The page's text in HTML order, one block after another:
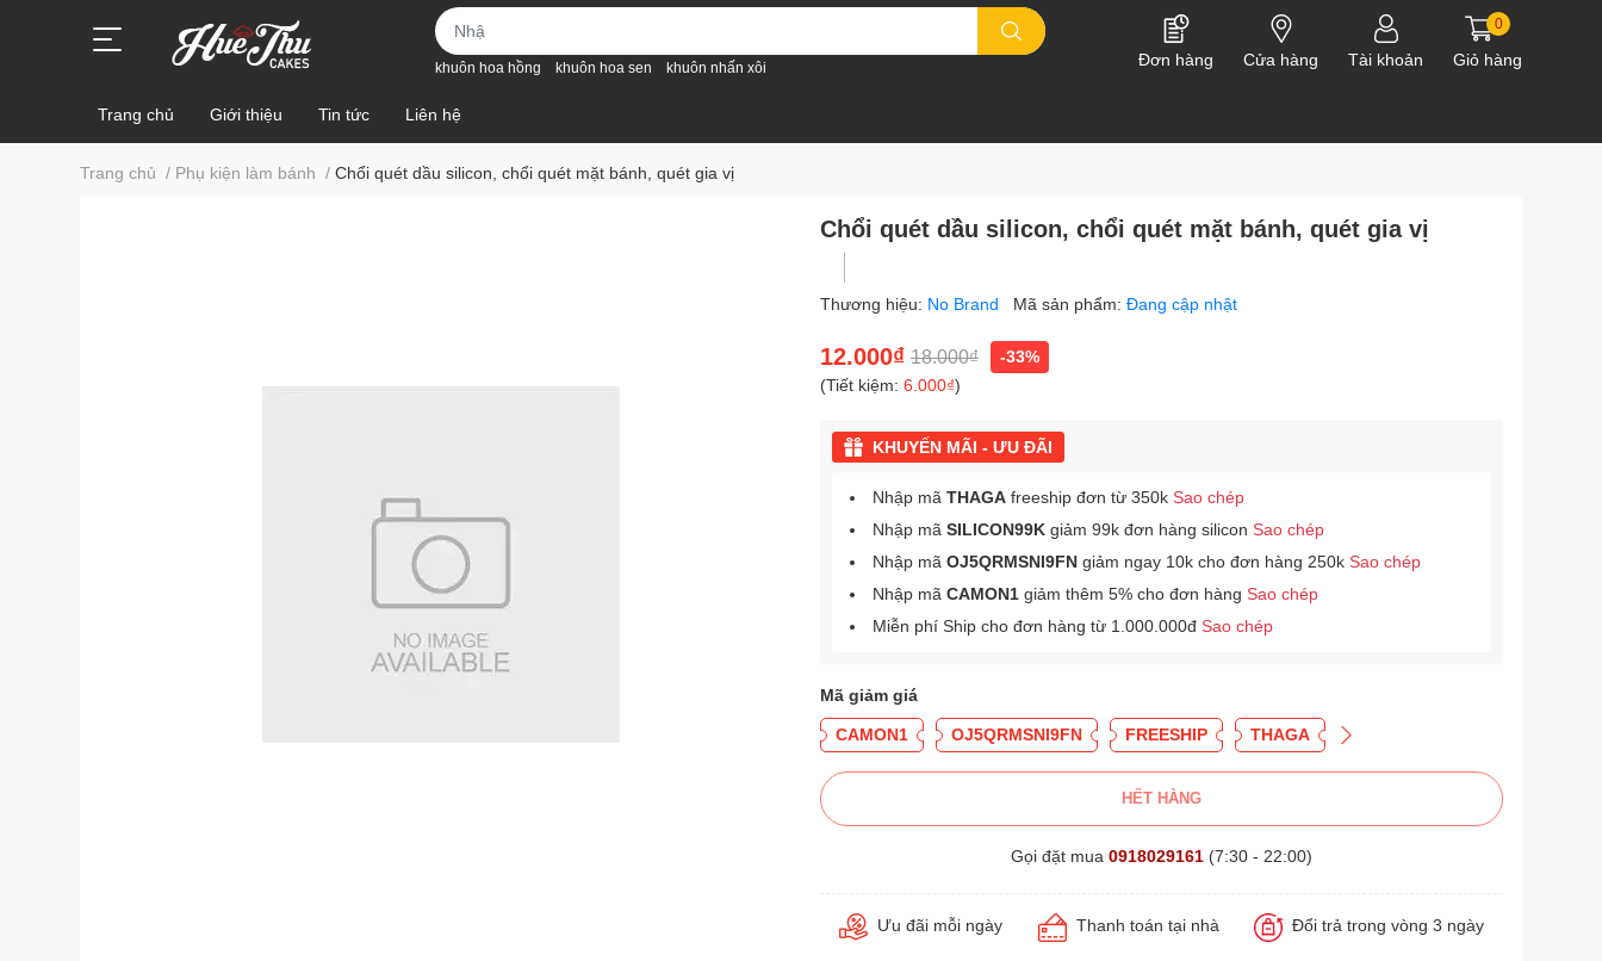
khuôn hoa hồng khuôn hoa sen khuôn nhấn xôi Đơn hàng Cửa hàng Tài khoản
0
Giỏ hàng
Trang chủ Giới thiệu Tin tức Liên hệ
Trang chủ / Phụ kiện làm bánh / Chổi quét dầu silicon, chổi quét mặt bánh, quét gia vị
Chổi quét dầu silicon, chổi quét mặt bánh, quét gia vị
Thương hiệu: No Brand Mã sản phẩm: Đang cập nhật
12.000₫ 18.000₫
-33%
(Tiết kiệm: 6.000₫)
KHUYẾN MÃI - ƯU ĐÃI
Nhập mã THAGA freeship đơn từ 350k Sao chép
Nhập mã SILICON99K giảm 99k đơn hàng silicon Sao chép
Nhập mã OJ5QRMSNI9FN giảm ngay 10k cho đơn hàng 250k Sao chép
Nhập mã CAMON1 giảm thêm 5% cho đơn hàng Sao chép
Miễn phí Ship cho đơn hàng từ 1.000.000đ Sao chép
Mã giảm giá
CAMON1 OJ5QRMSNI9FN FREESHIP THAGA
HẾT HÀNG
Gọi đặt mua 0918029161 (7:30 - 22:00)
Ưu đãi mỗi ngày Thanh toán tại nhà Đổi trả trong vòng 3 ngày